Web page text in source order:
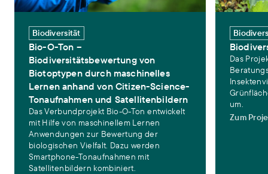
Biodiversität
Bio-O-Ton –
Biodiversitätsbewertung von
Biotoptypen durch maschinelles
Lernen anhand von Citizen-Science-
Tonaufnahmen und Satellitenbildern
Das Verbundprojekt Bio-O-Ton entwickelt
mit Hilfe von maschinellem Lernen
Anwendungen zur Bewertung der
biologischen Vielfalt. Dazu werden
Smartphone-Tonaufnahmen mit
Satellitenbildern kombiniert.
Das
um.
Zum